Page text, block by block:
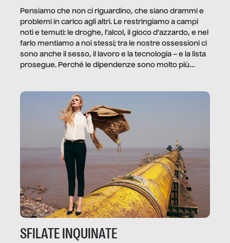
Pensiamo che non ci riguardino, che siano drammi e
problemi in carico agli altri. Le restringiamo a campi
noti e temuti: le droghe, l’alcol, il gioco d’azzardo, e nel
farlo mentiamo a noi stessi; tra le nostre ossessioni ci
sono anche il sesso, il lavoro e la tecnologia – e la lista
prosegue. Perché le dipendenze sono molto più
trae un guadagno. In questo reportage vediamo
quale e come.
SFILATE INQUINATE